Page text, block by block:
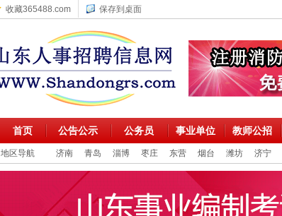
收藏365488.com 保存到桌面
首页 公告公示 公务员 事业单位 教师公招
地区导航 济南 青岛 淄博 枣庄 东营 烟台 潍坊 济宁